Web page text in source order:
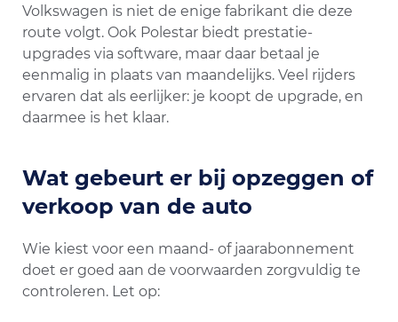
Volkswagen is niet de enige fabrikant die deze
route volgt. Ook Polestar biedt prestatie-
upgrades via software, maar daar betaal je
eenmalig in plaats van maandelijks. Veel rijders
ervaren dat als eerlijker: je koopt de upgrade, en
daarmee is het klaar.
Wat gebeurt er bij opzeggen of
verkoop van de auto
Wie kiest voor een maand- of jaarabonnement
doet er goed aan de voorwaarden zorgvuldig te
controleren. Let op: